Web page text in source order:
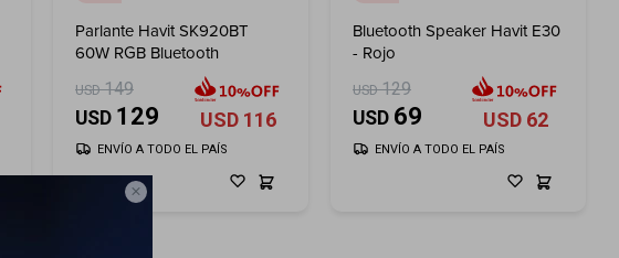

Parlante Havit SK920BT
60W RGB Bluetooth
USD 149
USD 129 USD 116
ENVÍO A TODO EL PAÍS
Bluetooth Speaker Havit E30
- Rojo
USD 129
USD 69 USD 62
ENVÍO A TODO EL PAÍS